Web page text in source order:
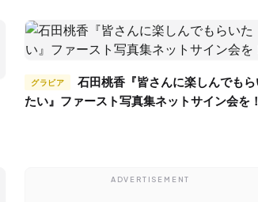
グラビア
たい』ファースト写真集ネットサイン会を！
ADVERTISEMENT